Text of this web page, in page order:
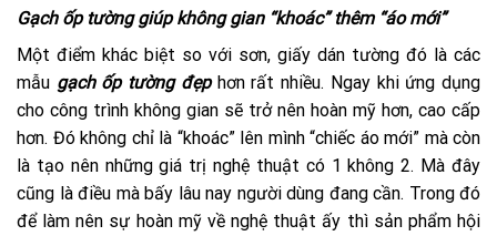
Gạch ốp tường giúp không gian “khoác” thêm “áo mới”
Một điểm khác biệt so với sơn, giấy dán tường đó là các
mẫu gạch ốp tường đẹphơn rất nhiều. Ngay khi ứng dụng
cho công trình không gian sẽ trở nên hoàn mỹ hơn, cao cấp
hơn. Đó không chỉ là “khoác” lên mình “chiếc áo mới” mà còn
là tạo nên những giá trị nghệ thuật có 1 không 2. Mà đây
cũng là điều mà bấy lâu nay người dùng đang cần. Trong đó
để làm nên sự hoàn mỹ về nghệ thuật ấy thì sản phẩm hội